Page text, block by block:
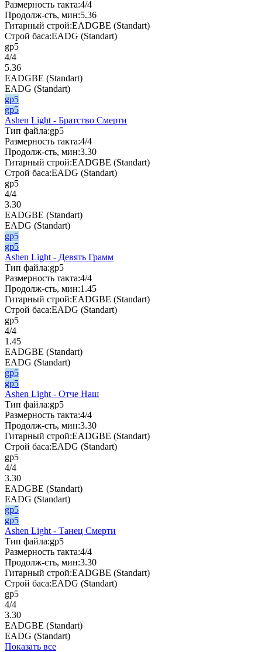
Размерность такта:4/4
Продолж-сть, мин:5.36
Гитарный строй:EADGBE (Standart)
Строй баса:EADG (Standart)
gp5
4/4
5.36
EADGBE (Standart)
EADG (Standart)
gp5
gp5
Ashen Light - Братство Смерти
Тип файла:gp5
Размерность такта:4/4
Продолж-сть, мин:3.30
Гитарный строй:EADGBE (Standart)
Строй баса:EADG (Standart)
gp5
4/4
3.30
EADGBE (Standart)
EADG (Standart)
gp5
gp5
Ashen Light - Девять Грамм
Тип файла:gp5
Размерность такта:4/4
Продолж-сть, мин:1.45
Гитарный строй:EADGBE (Standart)
Строй баса:EADG (Standart)
gp5
4/4
1.45
EADGBE (Standart)
EADG (Standart)
gp5
gp5
Ashen Light - Отче Наш
Тип файла:gp5
Размерность такта:4/4
Продолж-сть, мин:3.30
Гитарный строй:EADGBE (Standart)
Строй баса:EADG (Standart)
gp5
4/4
3.30
EADGBE (Standart)
EADG (Standart)
gp5
gp5
Ashen Light - Танец Смерти
Тип файла:gp5
Размерность такта:4/4
Продолж-сть, мин:3.30
Гитарный строй:EADGBE (Standart)
Строй баса:EADG (Standart)
gp5
4/4
3.30
EADGBE (Standart)
EADG (Standart)
Показать все